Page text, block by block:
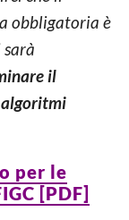
obbligatoria è
il
algoritmi
per le
[PDF]